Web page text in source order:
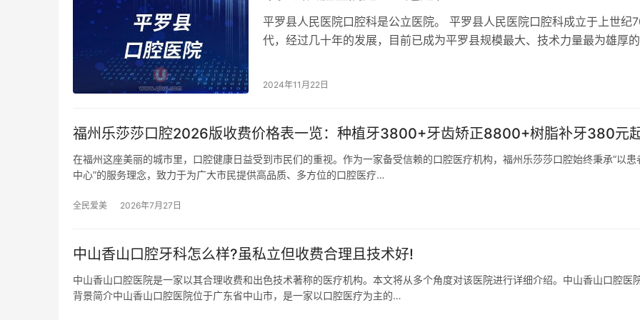
平罗县人民医院口腔科是公立医院。 平罗县人民医院口腔科成立于上世纪
代，经过几十年的发展，目前已成为平罗县规模最大、技术力量最为雄厚的
2024年11月22日
福州乐莎莎口腔2026版收费价格表一览：种植牙3800+牙齿矫正8800+树脂补牙380元
在福州这座美丽的城市里，口腔健康日益受到市民们的重视。作为一家备受信赖的口腔医疗机构，福州乐莎莎口腔始终秉承“以患
中心”的服务理念，致力于为广大市民提供高品质、多方位的口腔医疗…
全民爱美 2026年7月27日
中山香山口腔牙科怎么样?虽私立但收费合理且技术好!
中山香山口腔医院是一家以其合理收费和出色技术著称的医疗机构。本文将从多个角度对该医院进行详细介绍。中山香山口腔医
背景简介中山香山口腔医院位于广东省中山市，是一家以口腔医疗为主的…